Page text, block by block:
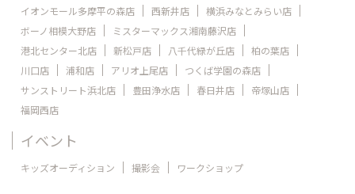
イオンモール多摩平の森店
西新井店
横浜みなとみらい店
ボーノ相模大野店
ミスターマックス湘南藤沢店
港北センター北店
新松戸店 八千代緑が丘店
柏の葉店
川口店
浦和店 アリオ上尾店
つくば学園の森店
サンストリート浜北店
豊田浄水店 春日井店
帝塚山店
福岡西店
イベント
キッズオーディション 撮影会 ワークショップ